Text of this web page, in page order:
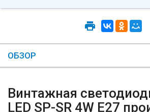
ОБЗОР
Винтажная
LED SP-SR 4W E27